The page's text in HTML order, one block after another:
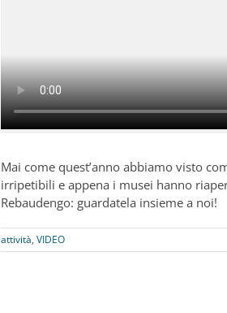
Mai come quest’anno abbiamo visto
irripetibili e appena i musei hanno
Rebaudengo: guardatela insieme a noi!
attività, VIDEO